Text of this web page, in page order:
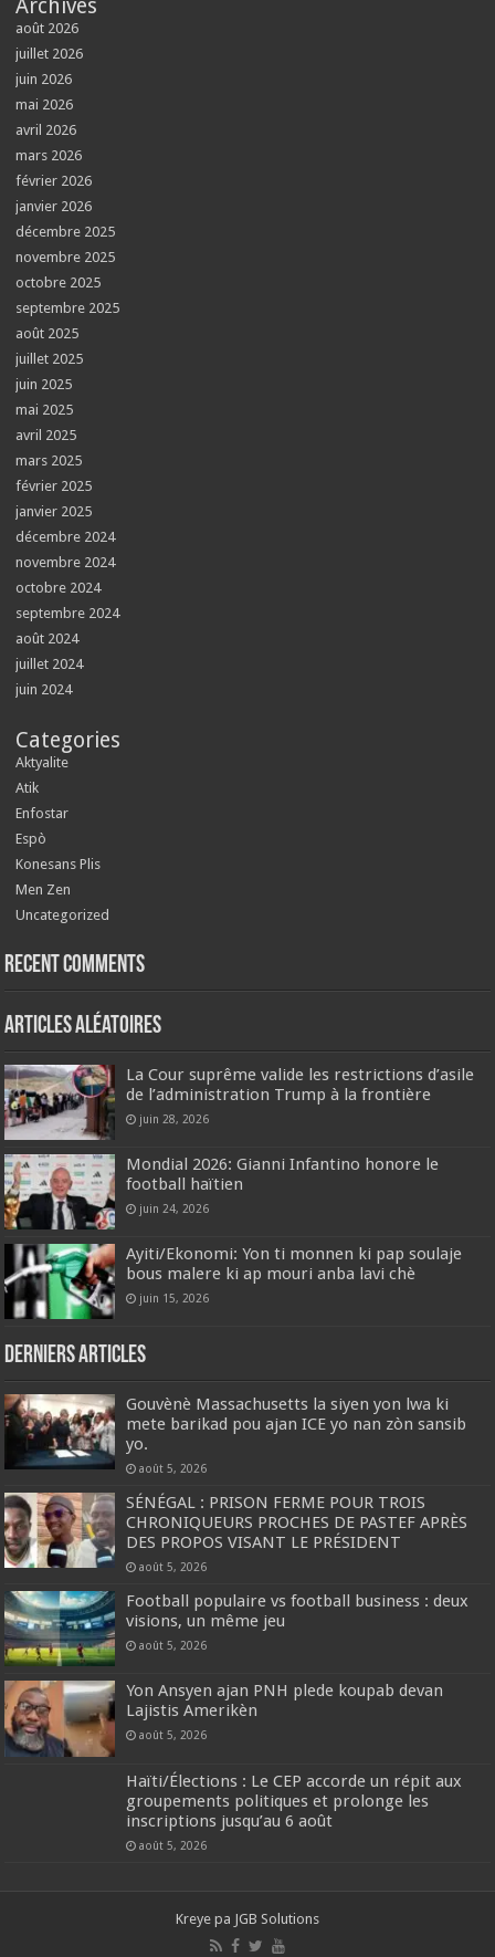
Archives
août 2026
juillet 2026
juin 2026
mai 2026
avril 2026
mars 2026
février 2026
janvier 2026
décembre 2025
novembre 2025
octobre 2025
septembre 2025
août 2025
juillet 2025
juin 2025
mai 2025
avril 2025
mars 2025
février 2025
janvier 2025
décembre 2024
novembre 2024
octobre 2024
septembre 2024
août 2024
juillet 2024
juin 2024
Categories
Aktyalite
Atik
Enfostar
Espò
Konesans Plis
Men Zen
Uncategorized
Recent Comments
Articles aléatoires
La Cour suprême valide les restrictions d’asile
de l’administration Trump à la frontière
juin 28, 2026
Mondial 2026: Gianni Infantino honore le
football haïtien
juin 24, 2026
Ayiti/Ekonomi: Yon ti monnen ki pap soulaje
bous malere ki ap mouri anba lavi chè
juin 15, 2026
Derniers articles
Gouvènè Massachusetts la siyen yon lwa ki
mete barikad pou ajan ICE yo nan zòn sansib
yo.
août 5, 2026
SÉNÉGAL : PRISON FERME POUR TROIS
CHRONIQUEURS PROCHES DE PASTEF APRÈS
DES PROPOS VISANT LE PRÉSIDENT
août 5, 2026
Football populaire vs football business : deux
visions, un même jeu
août 5, 2026
Yon Ansyen ajan PNH plede koupab devan
Lajistis Amerikèn
août 5, 2026
Haïti/Élections : Le CEP accorde un répit aux
groupements politiques et prolonge les
inscriptions jusqu’au 6 août
août 5, 2026
Kreye pa JGB Solutions